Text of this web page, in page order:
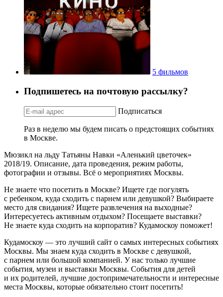
5 фильмов
Подпишетесь на почтовую рассылку?
Подписаться
Раз в неделю мы будем писать о предстоящих событиях
в Москве.
Мюзикл на льду Татьяны Навки «Аленький цветочек»
2018/19. Описание, дата проведения, режим работы,
фотографии и отзывы. Всё о мероприятиях Москвы.
Не знаете что посетить в Москве? Ищете где погулять
с ребенком, куда сходить с парнем или девушкой? Выбираете
место для свидания? Ищете развлечения на выходные?
Интересуетесь активным отдыхом? Посещаете выставки?
Не знаете куда сходить на корпоратив? Кудамоскоу поможет!
Кудамоскоу — это лучший сайт о самых интересных событиях
Москвы. Мы знаем куда сходить в Москве с девушкой,
с парнем или большой компанией. У нас только лучшие
события, музеи и выставки Москвы. События для детей
и их родителей, лучшие достопримечательности и интересные
места Москвы, которые обязательно стоит посетить!